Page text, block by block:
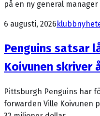
på en ny general
6 augusti, 2026
Penguins satsar
Koivunen
Pittsburgh Penguins har
forwarden Ville Koivunen